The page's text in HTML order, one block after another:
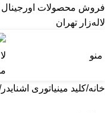
فروش محصولات اورجینال
لاله‌زار تهران
منو
خانه کلید مينياتوری اشنایدر